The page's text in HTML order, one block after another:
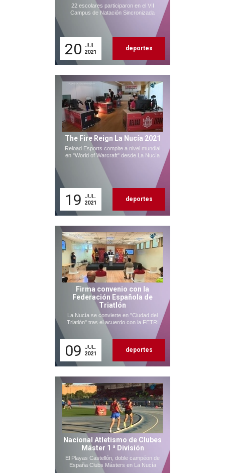
22 escolares participaron en el VII
Campus de Natación Sincronizada
20 JUL.
2021
deportes
The Fire Reign La Nucía 2021
Reload Esports compite a nivel mundial
en "World of Warcraft" desde La Nucía
19
JUL.
2021
deportes
Firma convenio con la
Federación Española de
Triatlón
La Nucía se convierte en "Ciudad del
Triatlón" tras el acuerdo con la FETRI
09
JUL.
2021
deportes
Nacional Atletismo de Clubes
Máster 1 ª División
El Playas Castellón, doble campéon de
España Clubs Másters en La Nucía